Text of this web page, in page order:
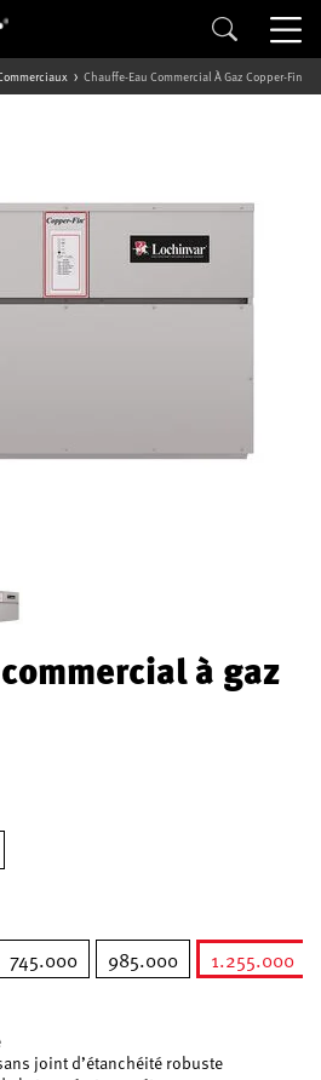
Chauffe-Eau Commercial À Gaz Copper-Fin
à gaz
745.000 985.000
1.255.000
joint d’étanchéité robuste